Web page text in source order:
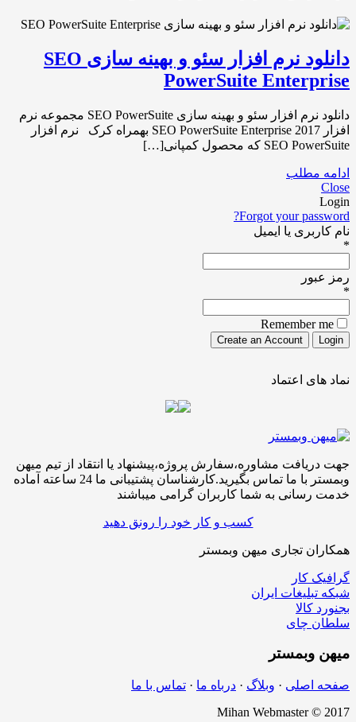
دانلود نرم افزار سئو و بهینه سازی SEO
PowerSuite Enterprise
دانلود نرم افزار سئو و بهینه سازی SEO PowerSuite مجموعه نرم
افزار SEO PowerSuite Enterprise 2017 بهمراه کرک نرم افزار
SEO PowerSuite که محصول کمپانی[…]
ادامه مطلب
Close
Login
Forgot your password?
نام کاربری یا ایمیل
*
رمز عبور
*
Remember me
نماد های اعتماد
جهت دریافت مشاوره،سفارش پروژه،پیشنهاد یا انتقاد از تیم میهن
وبمستر با ما تماس بگیرید.کارشناسان پشتیبانی ما 24 ساعته آماده
خدمت رسانی به شما کاربران گرامی میباشند
کسب و کار خود را رونق دهید
همکاران تجاری میهن وبمستر
گرافیک کار
شبکه تبلیغات ایران
بجنورد کالا
سلطان چای
میهن وبمستر
صفحه اصلی · وبلاگ · درباه ما · تماس با ما
Mihan Webmaster © 2017